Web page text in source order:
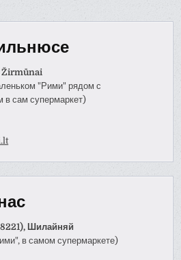
Žirmūnai
"Рими" рядом с
в сам супермаркет)
Шилайняй
в самом супермаркете)